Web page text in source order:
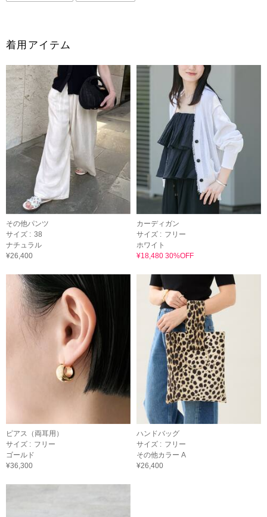
着用アイテム
その他パンツ
サイズ : 38
ナチュラル
¥26,400
カーディガン
サイズ : フリー
ホワイト
¥18,480 30%OFF
ピアス（両耳用）
サイズ : フリー
ゴールド
¥36,300
ハンドバッグ
サイズ : フリー
その他カラー A
¥26,400